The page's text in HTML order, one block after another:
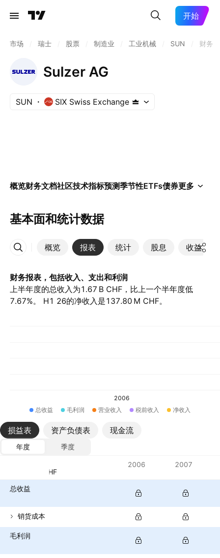
开始
市场 瑞士 股票 制造业 工业机械 SUN 财务
Sulzer AG
SUN SIX Swiss Exchange
概览财务文档社区技术指标预测季节性ETFs债券更多
基本面和统计数据
概览 报表 统计 股息 收益
更多
财务报表，包括收入、支出和利润
上半年度的总收入为‪1.67 B‬ CHF，比上一个半年度低
7.67%。 H1 26的净收入是‪137.80 M‬ CHF。
2006
总收益
毛利润 营业收入 税前收入 净收入
损益表 资产负债表 现金流
年度
季度
货币：CHF
2006 2007
总收益
销货成本
毛利润